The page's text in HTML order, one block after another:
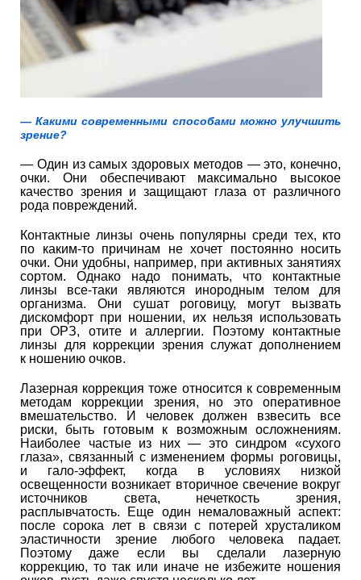
— Какими современными способами можно улучшить
зрение?
— Один из самых здоровых методов — это, конечно,
очки. Они обеспечивают максимально высокое
качество зрения и защищают глаза от различного
рода повреждений.
Контактные линзы очень популярны среди тех, кто
по каким-то причинам не хочет постоянно носить
очки. Они удобны, например, при активных занятиях
сортом. Однако надо понимать, что контактные
линзы все-таки являются инородным телом для
организма. Они сушат роговицу, могут вызвать
дискомфорт при ношении, их нельзя использовать
при ОРЗ, отите и аллергии. Поэтому контактные
линзы для коррекции зрения служат дополнением
к ношению очков.
Лазерная коррекция тоже относится к современным
методам коррекции зрения, но это оперативное
вмешательство. И человек должен взвесить все
риски, быть готовым к возможным осложнениям.
Наиболее частые из них — это синдром «сухого
глаза», связанный с изменением формы роговицы,
и гало-эффект, когда в условиях низкой
освещенности возникает вторичное свечение вокруг
источников света, нечеткость зрения,
расплывчатость. Еще один немаловажный аспект:
после сорока лет в связи с потерей хрусталиком
эластичности зрение любого человека падает.
Поэтому даже если вы сделали лазерную
коррекцию, то так или иначе не избежите ношения